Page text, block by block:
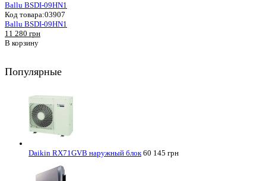
Ballu BSDI-09HN1
Код товара:03907
Ballu BSDI-09HN1
11 280 грн
В корзину
Популярные
Daikin RX71GVB наружный блок 60 145 грн